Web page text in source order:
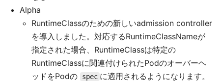
Alpha
RuntimeClassのための新しいadmission controller
を導入しました。対応するRuntimeClassNameが
指定された場合、RuntimeClassは特定の
RuntimeClassに関連付けられたPodのオーバーヘ
ッドをPodの
spec に適用されるようになります。